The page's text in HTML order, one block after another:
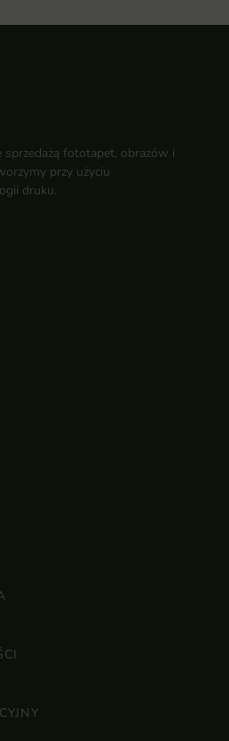
sprzedażą fototapet, obrazów i
przy użyciu
druku.